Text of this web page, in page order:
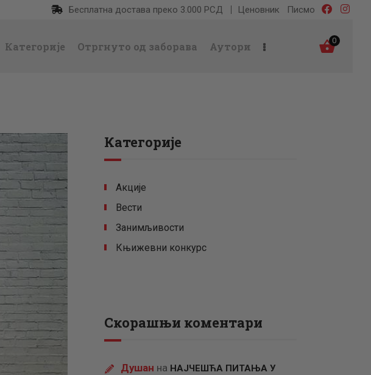
Бесплатна достава преко 3.000 РСД Ценовник Писмо
Категорије Отргнуто од заборава Аутори 0
Категорије
Акције
Вести
Занимљивости
Књижевни конкурс
Скорашњи коментари
Душан на НАЈЧЕШЋА ПИТАЊА У